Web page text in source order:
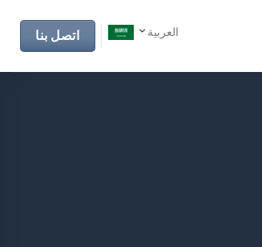
العربية اتصل بنا